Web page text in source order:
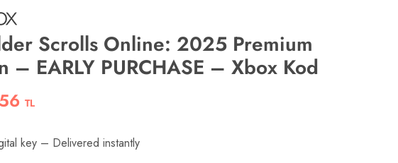
Scrolls Online: 2025 Premium
– EARLY PURCHASE – Xbox Kod
TL
key – Delivered instantly